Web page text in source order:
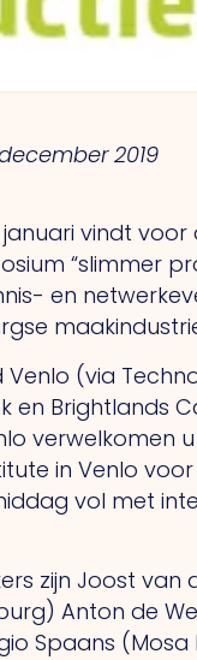
2019
januari vindt voor
“slimmer
en
(via
en Brightlands
verwelkomen
in Venlo
vol met
zijn Joost van
Anton de
Spaans (Mosa